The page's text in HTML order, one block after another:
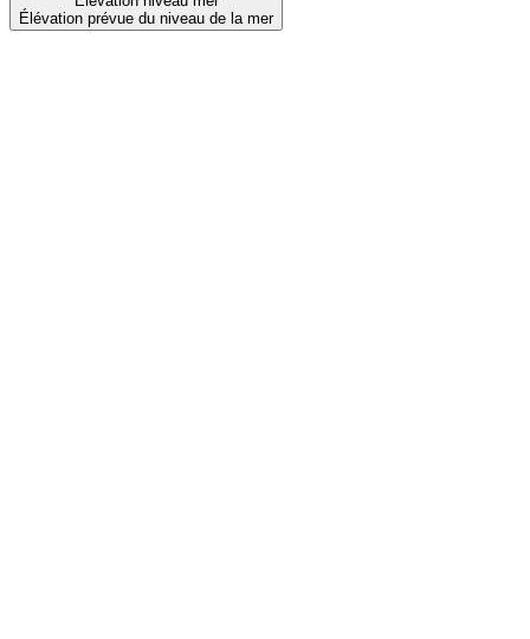
Élévation prévue du niveau de la mer